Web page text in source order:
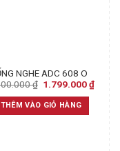
NGHE ADC 608 O
₫ Original
was:
2.100.000 ₫.
1.799.000₫
THÊM VÀO GIỎ HÀNG